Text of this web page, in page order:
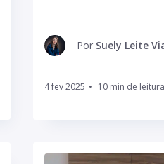
Por Suely Leite
4 fev 2025 •